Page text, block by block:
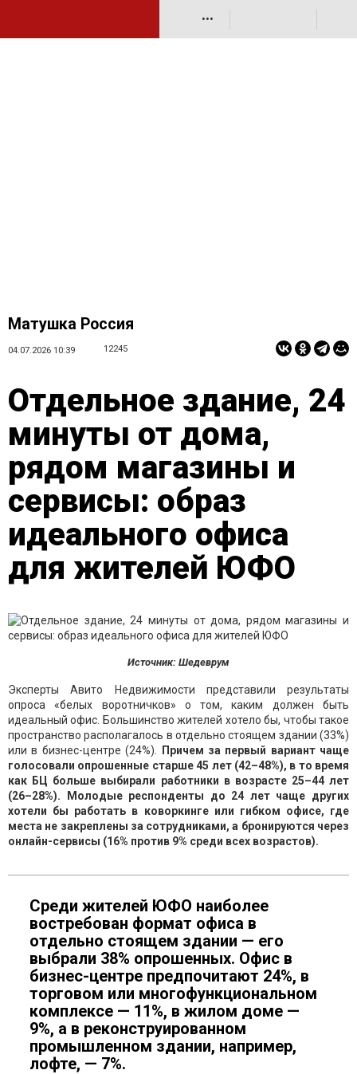
•••
Матушка Россия
04.07.2026 10:39 12245
Отдельное здание, 24
минуты от дома,
рядом магазины и
сервисы: образ
идеального офиса
для жителей ЮФО
Источник: Шедеврум
Эксперты Авито Недвижимости представили результаты
опроса «белых воротничков» о том, каким должен быть
идеальный офис. Большинство жителей хотело бы, чтобы такое
пространство располагалось в отдельно стоящем здании (33%)
или в бизнес-центре (24%).
Причем за первый вариант чаще
голосовали опрошенные старше 45 лет (42–48%), в то время
как БЦ больше выбирали работники в возрасте 25–44 лет
(26–28%). Молодые респонденты до 24 лет чаще других
хотели бы работать в коворкинге или гибком офисе, где
места не закреплены за сотрудниками, а бронируются через
онлайн-сервисы (16% против 9% среди всех возрастов).
Среди жителей ЮФО наиболее
востребован формат офиса в
отдельно стоящем здании — его
выбрали 38% опрошенных. Офис в
бизнес-центре предпочитают 24%, в
торговом или многофункциональном
комплексе — 11%, в жилом доме —
9%, а в реконструированном
промышленном здании, например,
лофте, — 7%.